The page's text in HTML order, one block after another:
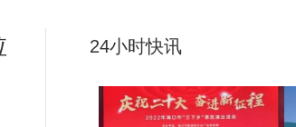
24小时快讯